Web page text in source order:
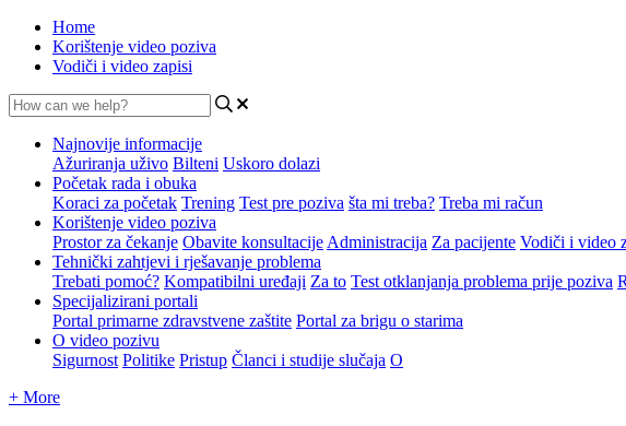
Home
Korištenje video poziva
Vodiči i video zapisi
Najnovije informacije
Ažuriranja uživo Bilteni Uskoro dolazi
Početak rada i obuka
Koraci za početak Trening Test pre poziva šta mi treba? Treba mi račun
Korištenje video poziva
Prostor za čekanje Obavite konsultacije Administracija Za pacijente Vodiči i video
Tehnički zahtjevi i rješavanje problema
Trebati pomoć? Kompatibilni uređaji Za to Test otklanjanja problema prije poziva
Specijalizirani portali
Portal primarne zdravstvene zaštite Portal za brigu o starima
O video pozivu
Sigurnost Politike Pristup Članci i studije slučaja O
+ More